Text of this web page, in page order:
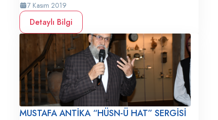
7 Kasım 2019
Detaylı Bilgi
MUSTAFA ANTİKA “HÜSN-Ü HAT” SERGİSİ